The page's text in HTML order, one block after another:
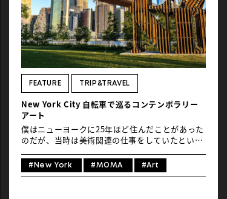
れは建築群。著名な建築家によってデザインされ
た迫力ある高層ビルの数々。名を知られぬ設計者
によるアパート。それら新旧の建物が至るエリア
内で隣り合い、古いレンガ造りにはスタイリッシ
ュな鉄骨の階段が備えられ、街路樹と小さな緑
地、グラフィティが街を彩る。もう、これらを眺
めるだけでThis is New York ! なムード。という
わけで、今回はポタリング感覚でゆるゆる走りな
がらコース中に見つけたNYの印象的な建築をお届
けします。 BIKE NEW YORKではこの日だけコー
ス内の車道が自転 […]
FEATURE TRIP&TRAVEL
New York City 自転車で巡るコンテンポラリー
アート
僕はニューヨークに25年ほど住んだことがあった
のだが、当時は美術関連の仕事をしていたという
自転車ほど有効な移動手段はなかった。周知のと
おり、ニューヨークは世界的に有名な美術館や博
#New York #MOMA #Art